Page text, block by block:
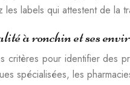
les labels qui attestent de la
à ronchin et ses
critères pour identifier des
spécialisées, les